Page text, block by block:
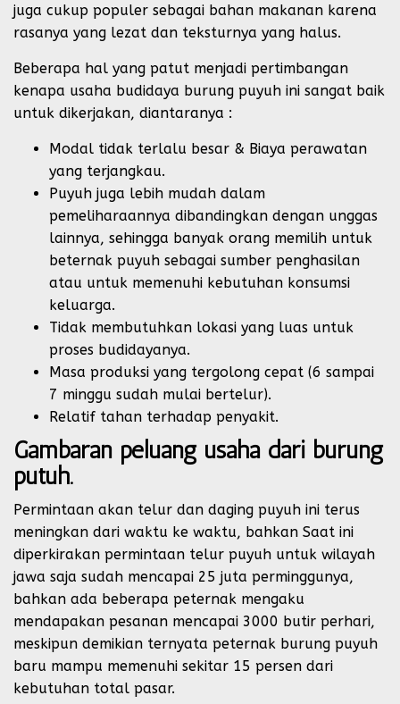
juga cukup populer sebagai bahan makanan karena
rasanya yang lezat dan teksturnya yang halus.
Beberapa hal yang patut menjadi pertimbangan
kenapa usaha budidaya burung puyuh ini sangat baik
untuk dikerjakan, diantaranya :
Modal tidak terlalu besar & Biaya perawatan
yang terjangkau.
Puyuh juga lebih mudah dalam
pemeliharaannya dibandingkan dengan unggas
lainnya, sehingga banyak orang memilih untuk
beternak puyuh sebagai sumber penghasilan
atau untuk memenuhi kebutuhan konsumsi
keluarga.
Tidak membutuhkan lokasi yang luas untuk
proses budidayanya.
Masa produksi yang tergolong cepat (6 sampai
7 minggu sudah mulai bertelur).
Relatif tahan terhadap penyakit.
Gambaran peluang usaha dari burung
putuh.
Permintaan akan telur dan daging puyuh ini terus
meningkan dari waktu ke waktu, bahkan Saat ini
diperkirakan permintaan telur puyuh untuk wilayah
jawa saja sudah mencapai 25 juta perminggunya,
bahkan ada beberapa peternak mengaku
mendapakan pesanan mencapai 3000 butir perhari,
meskipun demikian ternyata peternak burung puyuh
baru mampu memenuhi sekitar 15 persen dari
kebutuhan total pasar.